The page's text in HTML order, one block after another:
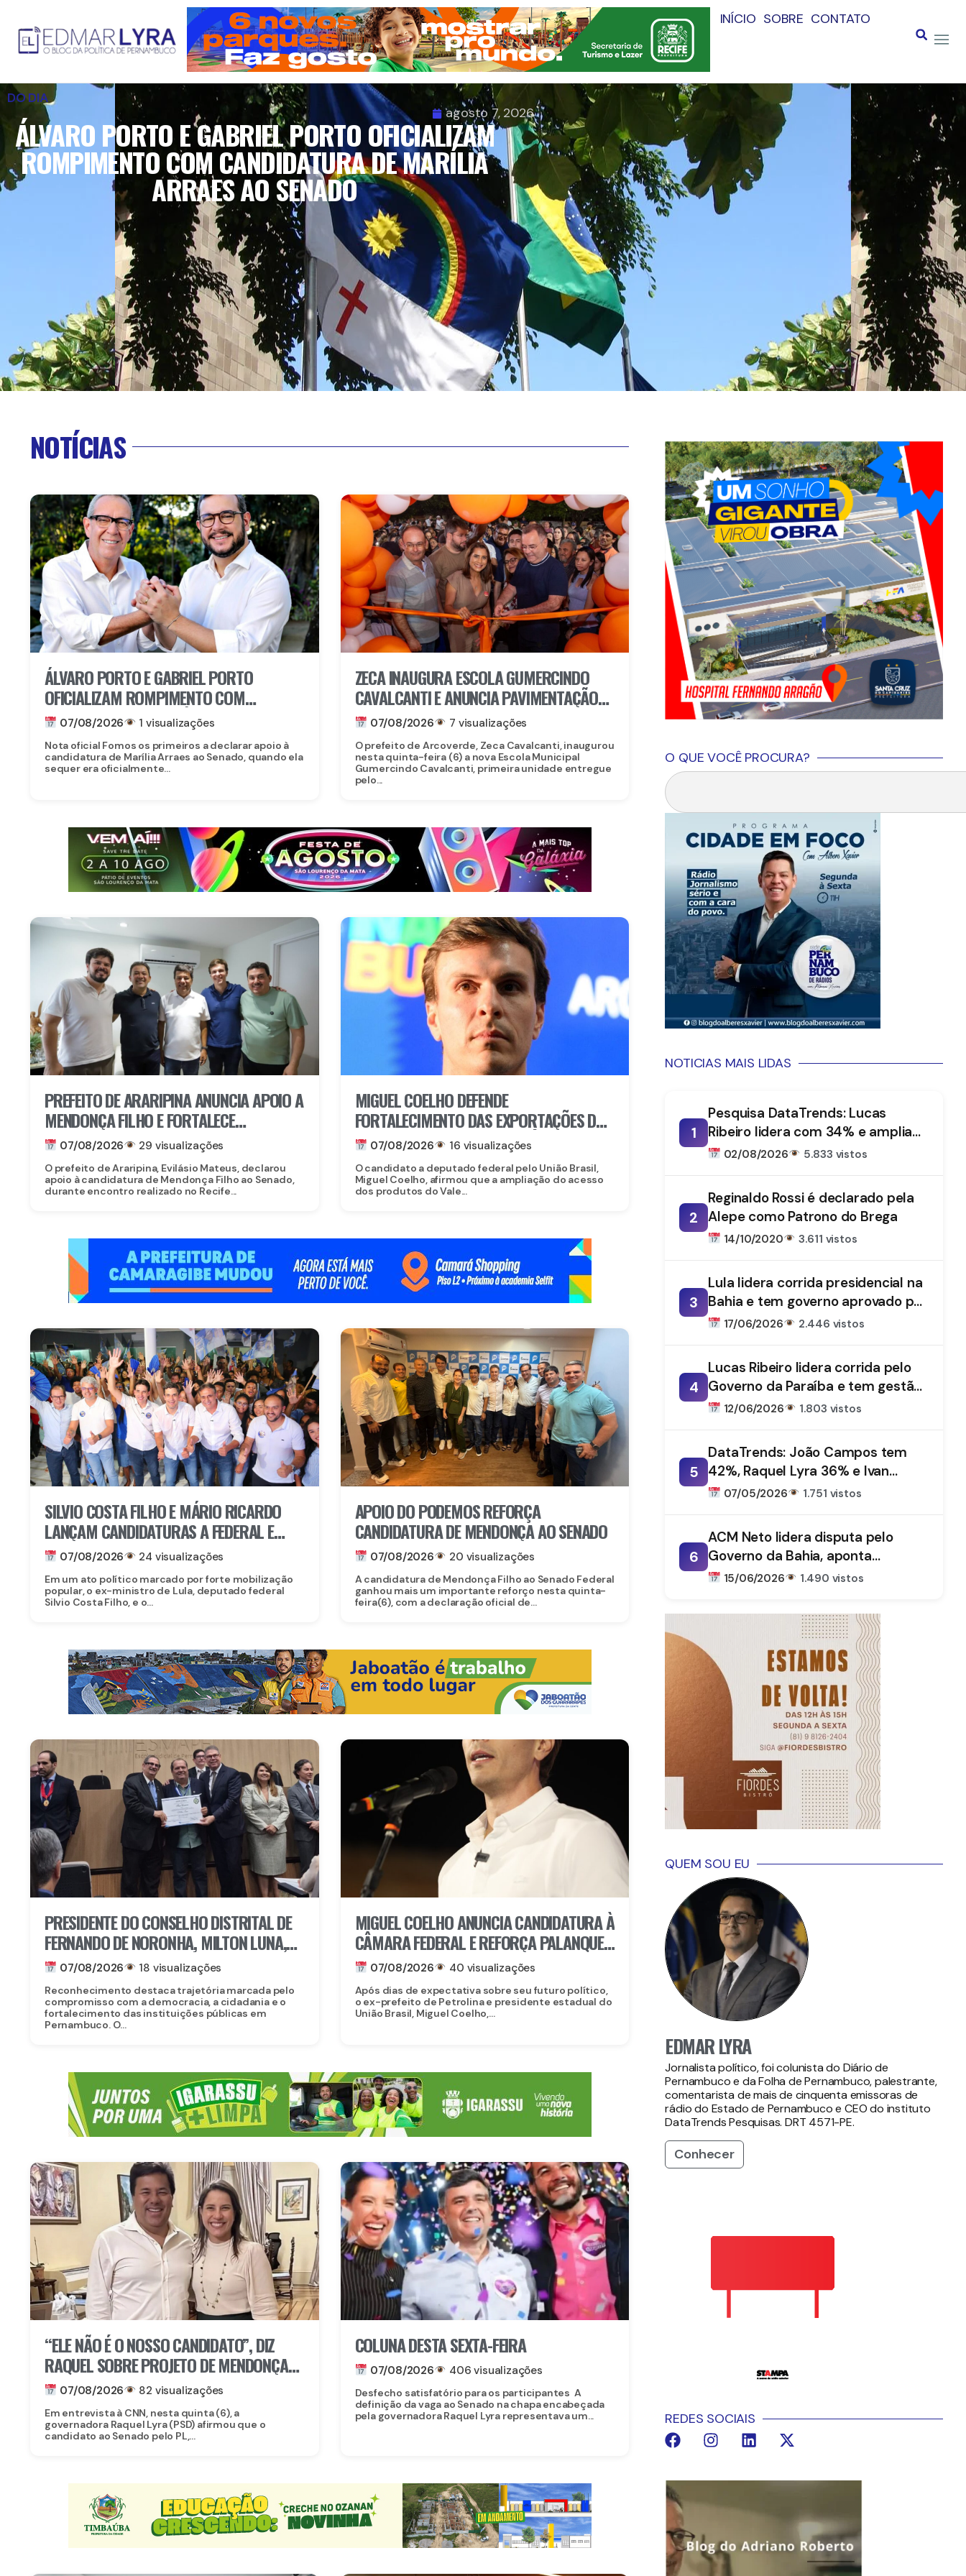
INÍCIO SOBRE CONTATO
DO DIA
agosto 7, 2026
ÁLVARO PORTO E GABRIEL PORTO OFICIALIZAM
ROMPIMENTO COM CANDIDATURA DE MARÍLIA
ARRAES AO SENADO
NOTÍCIAS
ÁLVARO PORTO E GABRIEL PORTO
OFICIALIZAM ROMPIMENTO COM
CANDIDATURA DE MARÍLIA ARRAES AO
SENADO
07/08/2026 1 visualizações
Nota oficial Fomos os primeiros a declarar apoio à
candidatura de Marília Arraes ao Senado, quando ela
sequer era oficialmente...
ZECA INAUGURA ESCOLA GUMERCINDO
CAVALCANTI E ANUNCIA PAVIMENTAÇÃO
DE QUASE 100 RUAS EM ARCOVERDE
07/08/2026 7 visualizações
O prefeito de Arcoverde, Zeca Cavalcanti, inaugurou
nesta quinta-feira (6) a nova Escola Municipal
Gumercindo Cavalcanti, primeira unidade entregue
pelo...
PREFEITO DE ARARIPINA ANUNCIA APOIO A
MENDONÇA FILHO E FORTALECE
CANDIDATURA NO SERTÃO
07/08/2026 29 visualizações
O prefeito de Araripina, Evilásio Mateus, declarou
apoio à candidatura de Mendonça Filho ao Senado,
durante encontro realizado no Recife...
MIGUEL COELHO DEFENDE
FORTALECIMENTO DAS EXPORTAÇÕES DO
VALE DO SÃO FRANCISCO APÓS
ABERTURA DO MERCADO CHINÊS
07/08/2026 16 visualizações
O candidato a deputado federal pelo União Brasil,
Miguel Coelho, afirmou que a ampliação do acesso
dos produtos do Vale...
SILVIO COSTA FILHO E MÁRIO RICARDO
LANÇAM CANDIDATURAS A FEDERAL E
ESTADUAL EM IGARASSU COM APOIO DE
MIGUEL RICARDO
07/08/2026 24 visualizações
Em um ato político marcado por forte mobilização
popular, o ex-ministro de Lula, deputado federal
Silvio Costa Filho, e o...
APOIO DO PODEMOS REFORÇA
CANDIDATURA DE MENDONÇA AO SENADO
07/08/2026 20 visualizações
A candidatura de Mendonça Filho ao Senado Federal
ganhou mais um importante reforço nesta quinta-
feira(6), com a declaração oficial de...
PRESIDENTE DO CONSELHO DISTRITAL DE
FERNANDO DE NORONHA, MILTON LUNA,
RECEBE MEDALHA DO MÉRITO ELEITORAL
FREI CANECA, UMA DAS MAIORES
HONRARIAS DO TRE-PE
07/08/2026 18 visualizações
Reconhecimento destaca trajetória marcada pelo
compromisso com a democracia, a cidadania e o
fortalecimento das instituições públicas em
Pernambuco. O...
MIGUEL COELHO ANUNCIA CANDIDATURA À
CÂMARA FEDERAL E REFORÇA PALANQUE
DE RAQUEL LYRA EM PERNAMBUCO
07/08/2026 40 visualizações
Após dias de expectativa sobre seu futuro político,
o ex-prefeito de Petrolina e presidente estadual do
União Brasil, Miguel Coelho,...
“ELE NÃO É O NOSSO CANDIDATO”, DIZ
RAQUEL SOBRE PROJETO DE MENDONÇA
AO SENADO
07/08/2026 82 visualizações
Em entrevista à CNN, nesta quinta (6), a
governadora Raquel Lyra (PSD) afirmou que o
candidato ao Senado pelo PL,...
COLUNA DESTA SEXTA-FEIRA
07/08/2026 406 visualizações
Desfecho satisfatório para os participantes A
definição da vaga ao Senado na chapa encabeçada
pela governadora Raquel Lyra representava um...
O QUE VOCÊ PROCURA?
NOTICIAS MAIS LIDAS
1
Pesquisa DataTrends: Lucas
Ribeiro lidera com 34% e amplia
vantagem na disputa pelo
02/08/2026 5.833 vistos
2
Reginaldo Rossi é declarado pela
Alepe como Patrono do Brega
14/10/2020 3.611 vistos
3
Lula lidera corrida presidencial na
Bahia e tem governo aprovado por
61%, aponta DataTrends
17/06/2026 2.446 vistos
4
Lucas Ribeiro lidera corrida pelo
Governo da Paraíba e tem gestão
aprovada por 66%, aponta
12/06/2026 1.803 vistos
5
DataTrends: João Campos tem
42%, Raquel Lyra 36% e Ivan
Moraes 1%
07/05/2026 1.751 vistos
6
ACM Neto lidera disputa pelo
Governo da Bahia, aponta
DataTrends
15/06/2026 1.490 vistos
QUEM SOU EU
EDMAR LYRA
Jornalista político, foi colunista do Diário de
Pernambuco e da Folha de Pernambuco, palestrante,
comentarista de mais de cinquenta emissoras de
rádio do Estado de Pernambuco e CEO do instituto
DataTrends Pesquisas. DRT 4571-PE.
Conhecer
REDES SOCIAIS